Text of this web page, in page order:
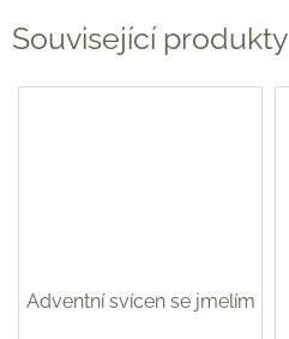
Související produkty
Adventní svícen se jmelím